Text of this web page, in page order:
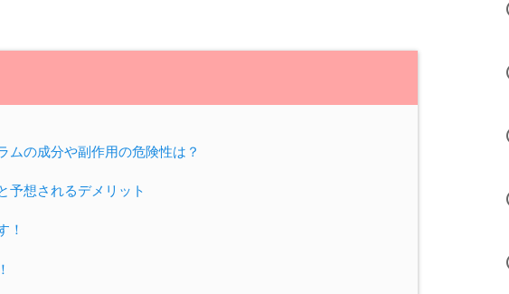
ムの成分や副作用の危険性は？
予想されるデメリット
！